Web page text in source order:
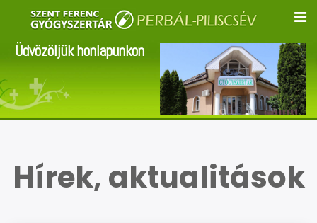
Üdvözöljük honlapunkon
Hírek, aktualitások